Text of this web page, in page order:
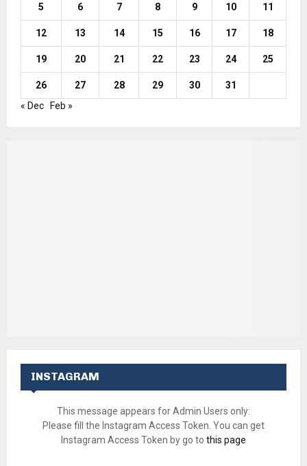
5 6 7 8 9 10 11
12 13 14 15 16 17 18
19 20 21 22 23 24 25
26 27 28 29 30
31
« Dec
Feb »
INSTAGRAM
This message appears for Admin Users only:
Please fill the Instagram Access Token. You can get
Instagram Access Token by go to this page